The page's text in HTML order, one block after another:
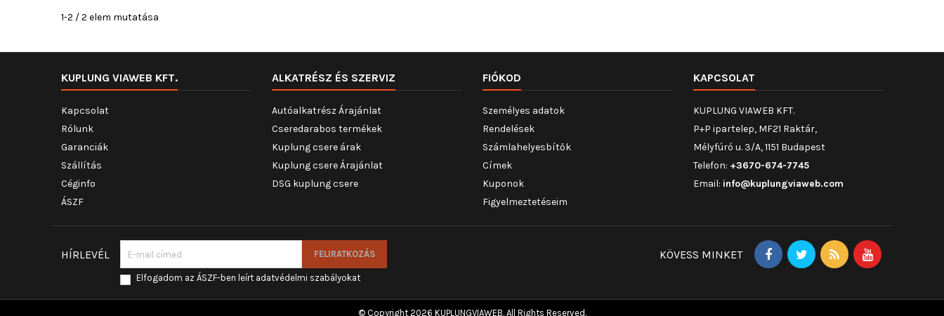
1-2 / 2 elem mutatása
KUPLUNG VIAWEB KFT.
Kapcsolat
Rólunk
Garanciák
Szállítás
Céginfo
ÁSZF
ALKATRÉSZ ÉS SZERVIZ
Autóalkatrész Árajánlat
Cseredarabos termékek
Kuplung csere árak
Kuplung csere Árajánlat
DSG kuplung csere
FIÓKOD
Személyes adatok
Rendelések
Számlahelyesbítők
Címek
Kuponok
Figyelmeztetéseim
KAPCSOLAT
KUPLUNG VIAWEB KFT.
P+P ipartelep, MF21 Raktár,
Mélyfúró u. 3/A, 1151 Budapest
Telefon: +3670-674-7745
Email: info@kuplungviaweb.com
HÍRLEVÉL
Elfogadom az ÁSZF-ben leírt adatvédelmi szabályokat
KÖVESS MINKET
© Copyright 2026 KUPLUNGVIAWEB. All Rights Reserved.